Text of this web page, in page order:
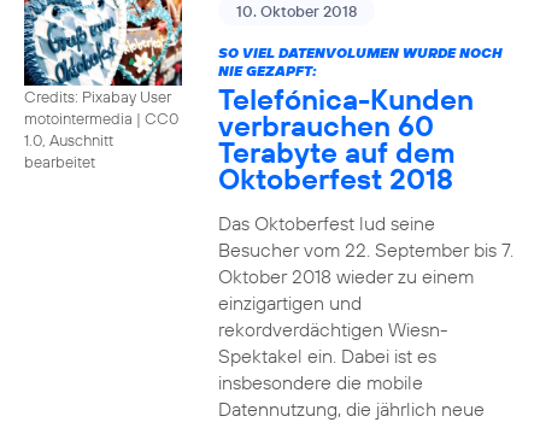
Credits: Pixabay User
motointermedia | CC0
1.0, Auschnitt
bearbeitet
10. Oktober 2018
SO VIEL DATENVOLUMEN WURDE NOCH
NIE GEZAPFT:
Telefónica-Kunden
verbrauchen 60
Terabyte auf dem
Oktoberfest 2018
Das Oktoberfest lud seine
Besucher vom 22. September bis 7.
Oktober 2018 wieder zu einem
einzigartigen und
rekordverdächtigen Wiesn-
Spektakel ein. Dabei ist es
insbesondere die mobile
Datennutzung, die jährlich neue